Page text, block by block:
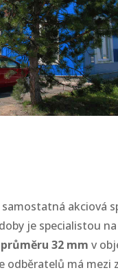
akciová
je specialistou na
32 mm v
odběratelů má mezi